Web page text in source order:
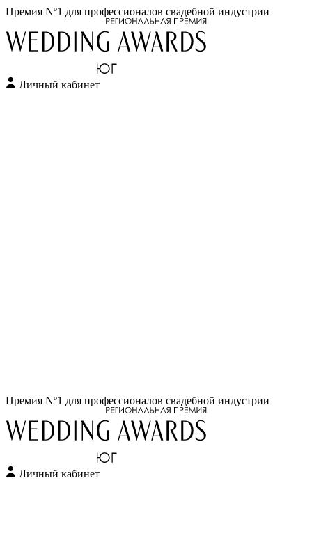
Премия Nº1 для профессионалов свадебной индустрии
Личный кабинет
Перейти
содержимому
Премия Nº1 для профессионалов свадебной индустрии
Личный кабинет